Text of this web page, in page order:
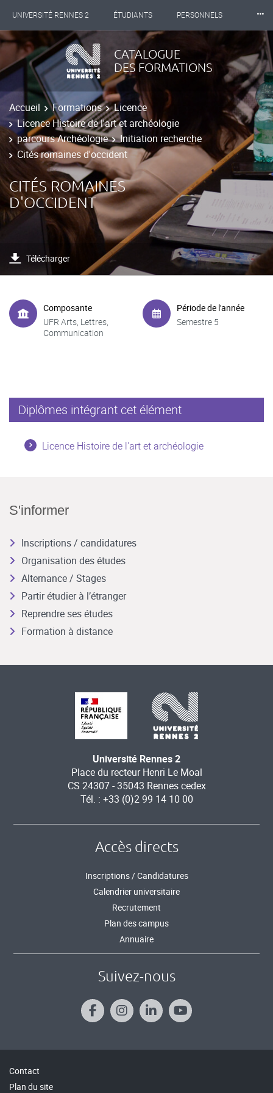
UNIVERSITÉ RENNES 2 ÉTUDIANTS PERSONNELS
INTERNATIONAL PROFESSIONNELS BIBLIOTHÈQUES
LES NOUVELLES DE RENNES 2
⸱⸱⸱
CATALOGUE
DES FORMATIONS
Accueil Formations
Licence
Licence Histoire de l'art et archéologie
parcours Archéologie
Initiation recherche
Cités romaines d'occident
CITÉS ROMAINES
D'OCCIDENT
Télécharger
Composante
UFR Arts, Lettres,
Communication
Période de l'année
Semestre 5
Diplômes intégrant cet élément
Licence Histoire de l'art et archéologie
S'informer
Inscriptions / candidatures
Organisation des études
Alternance / Stages
Partir étudier à l’étranger
Reprendre ses études
Formation à distance
Université Rennes 2
Place du recteur Henri Le Moal
CS 24307 - 35043 Rennes cedex
Tél. : +33 (0)2 99 14 10 00
Accès directs
Inscriptions / Candidatures
Calendrier universitaire
Recrutement
Plan des campus
Annuaire
Suivez-nous
Contact
Plan du site